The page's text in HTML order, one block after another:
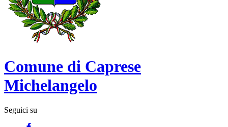
Comune di Caprese
Michelangelo
Seguici su